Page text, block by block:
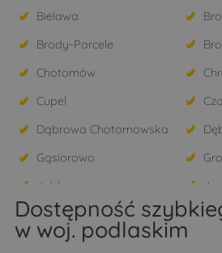
Bielawa
Brody-Parcele
Chotomów
Cupel
Dąbrowa Chotomowska
Gąsiorowo
Jabłonna
Janówek Pierwszy
Józefosław
Dostępność
w woj. podlaskim